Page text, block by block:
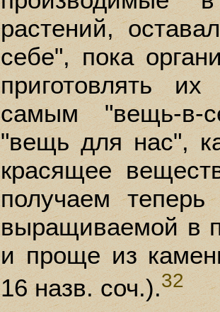
растений,
себе", пока
приготовлять
самым "вещь-в-
"вещь для нас",
красящее
получаем
выращиваемой в
и проще из
16 назв. соч.).32